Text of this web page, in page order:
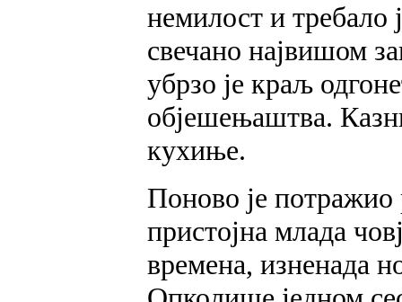
немилост и требало
свечано највишом
убрзо је краљ
објешењаштва.
кухиње.
Поново је потражио
пристојна млада
времена, изненада